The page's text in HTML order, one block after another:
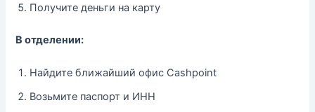
Получите деньги на карту
В отделении:
Найдите ближайший офис Cashpoint
Возьмите паспорт и ИНН